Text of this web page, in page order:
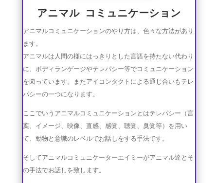
アニマル コミュニケーション
アニマルコミュニケーションのやり方は、色々な方法があり
ます。
アニマルは人間の様にはっきりとした言語を持たない代わり
に、ボディランゲージやテレパシー等でコミュニケーション
を図っています。またアイコンタクトによる通じ合いもテレ
パシーの一つになります。
ここでいうアニマルコミュニケーションとはテレパシー（言
葉、イメージ、映像、直感、感覚、聴覚、臭覚等）を用い
て、 動物と意識のレベルでお話しをする手法です。
そしてアニマルコミュニケーターエイミーがアニマル達とそ
の手法でお話しを致します。